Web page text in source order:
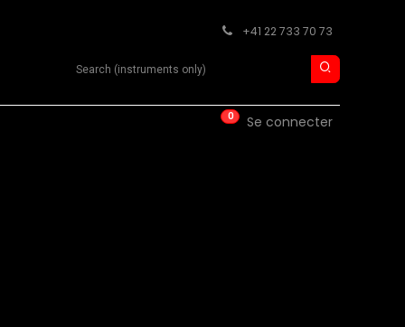
+41 22 733 70 73
Search product
0 Se connecter